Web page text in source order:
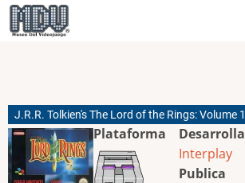
Pasar
al
J.R.R. Tolkien's The Lord of the Rings: Volume 1
Plataforma
Desarrolla
Interplay
Publica